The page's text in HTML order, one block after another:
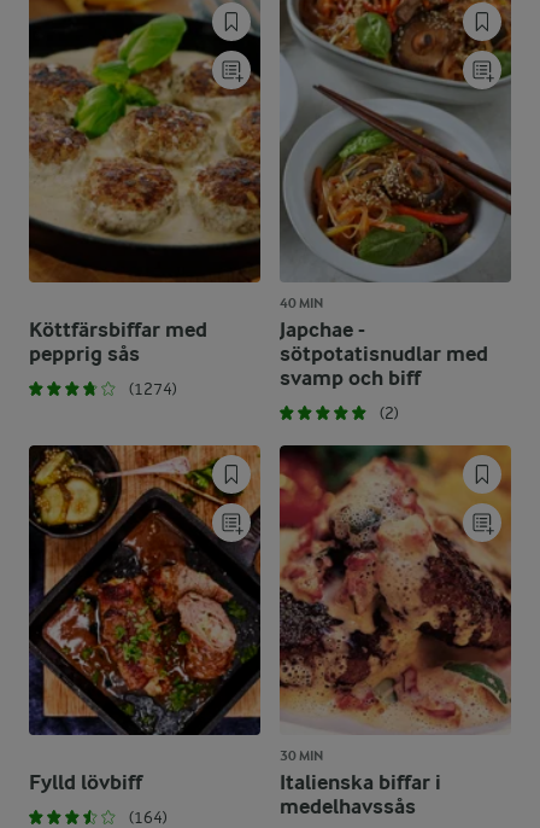
Köttfärsbiffar med
pepprig sås
(1274)
40 MIN
Japchae -
sötpotatisnudlar med
svamp och biff
(2)
Fylld lövbiff
(164)
30 MIN
Italienska biffar i
medelhavssås